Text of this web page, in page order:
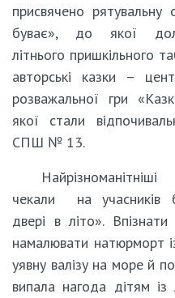
присвячено
буває», до якої
літнього
авторські казки –
розважальної гри
якої стали
СПШ № 13.
чекали на учасників
двері в літо».
намалювати натюрморт
уявну валізу на море й
випала нагода дітям із